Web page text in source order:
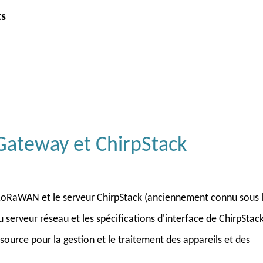
et ChirpStack
et le serveur ChirpStack (anciennement connu sous
réseau et les spécifications d'interface de
pour la gestion et le traitement des appareils et des